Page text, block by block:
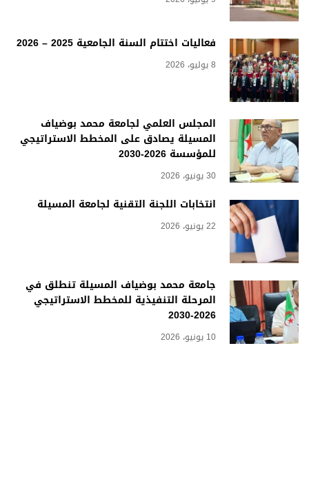
فعاليات اختتام السنة الجامعية 2025 – 2026
8 يوليو، 2026
المجلس العلمي لجامعة محمد بوضياف
المسيلة يصادق على المخطط الاستراتيجي
للمؤسسة 2026-2030
30 يونيو، 2026
انتخابات اللجنة التقنية لجامعة المسيلة
22 يونيو، 2026
جامعة محمد بوضياف المسيلة تنطلق في
المرحلة التنفيذية للمخطط الاستراتيجي
2026-2030
10 يونيو، 2026